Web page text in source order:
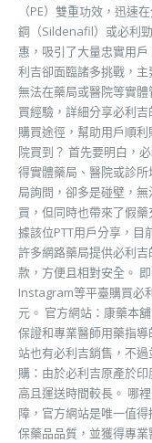
（PE）雙重功效，迅速
鋼（Sildenafil）或必利
惠，吸引了大量忠實用
利吉卻面臨諸多挑戰，
無法在藥局或醫院等實
買經驗，詳細分享必利
購買途徑，幫助用戶順
院買到？ 首先要明白，
得實體藥局、醫院或診
局詢問，卻多是碰壁，
買，但同時也帶來了假
據該位PTT用戶分享，目
許多網路藥局提供必利
款，方便且相對安全。
Instagram等平臺購買必
元。 官方網站：康藥本
保證和專業醫師用藥指
站也有必利吉銷售，不
購：由於必利吉原產於
高且運送時間較長。 哪
障，官方網站是唯一值
保藥品品質，並獲得專